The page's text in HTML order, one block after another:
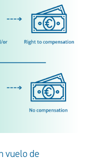
vuelo de